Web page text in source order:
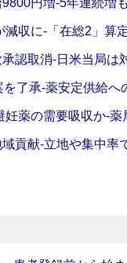
円増‐5年連続増
収に‐「在総2」算
認取消‐日米当局は
了承‐薬安定供給へ
妊薬の需要吸収か‐
貢献‐立地や集中率